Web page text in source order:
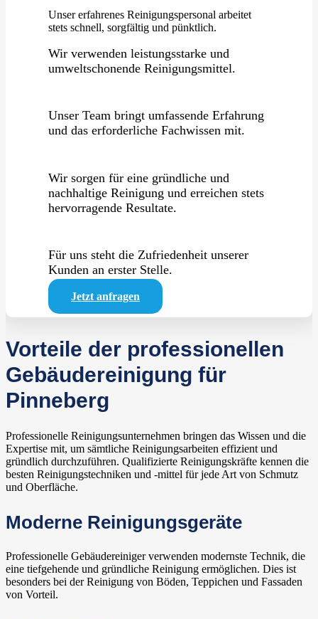
Unser erfahrenes Reinigungspersonal arbeitet
stets schnell, sorgfältig und pünktlich.
Wir verwenden leistungsstarke und
umweltschonende Reinigungsmittel.
Unser Team bringt umfassende Erfahrung
und das erforderliche Fachwissen mit.
Wir sorgen für eine gründliche und
nachhaltige Reinigung und erreichen stets
hervorragende Resultate.
Für uns steht die Zufriedenheit unserer
Kunden an erster Stelle.
Jetzt anfragen
Vorteile der professionellen
Gebäudereinigung für
Pinneberg
Professionelle Reinigungsunternehmen bringen das Wissen und die
Expertise mit, um sämtliche Reinigungsarbeiten effizient und
gründlich durchzuführen. Qualifizierte Reinigungskräfte kennen die
besten Reinigungstechniken und -mittel für jede Art von Schmutz
und Oberfläche.
Moderne Reinigungsgeräte
Professionelle Gebäudereiniger verwenden modernste Technik, die
eine tiefgehende und gründliche Reinigung ermöglichen. Dies ist
besonders bei der Reinigung von Böden, Teppichen und Fassaden
von Vorteil.